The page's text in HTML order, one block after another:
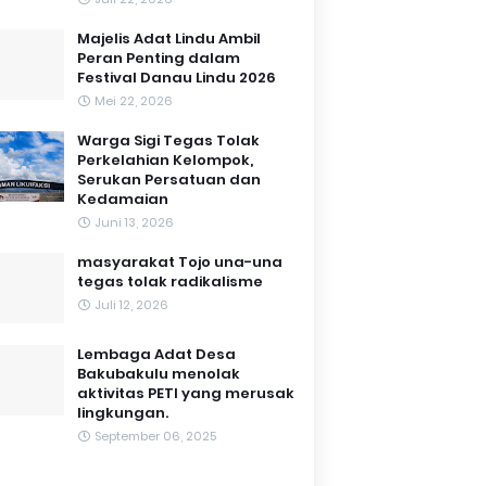
Majelis Adat Lindu Ambil
Peran Penting dalam
Festival Danau Lindu 2026
Mei 22, 2026
Warga Sigi Tegas Tolak
Perkelahian Kelompok,
Serukan Persatuan dan
Kedamaian
Juni 13, 2026
masyarakat Tojo una-una
tegas tolak radikalisme
Juli 12, 2026
Lembaga Adat Desa
Bakubakulu menolak
aktivitas PETI yang merusak
lingkungan.
September 06, 2025